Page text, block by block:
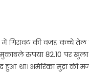
गिरावट की वजह कच्चे
रुपया 82.10 पर खुला
था। अमेरिका मुद्रा की